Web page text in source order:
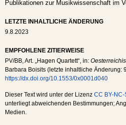
Publikationen zur Musikwissenschaft im
LETZTE INHALTLICHE ÄNDERUNG
9.8.2023
EMPFOHLENE ZITIERWEISE
PV/BB , Art. „Hagen Quartett“, in:
Barbara Boisits (letzte inhaltliche Änderung:
https://dx.doi.org/10.1553/0x0001d040
Dieser Text wird unter der Lizenz CC BY-NC-
unterliegt abweichenden Bestimmungen;
Medien.